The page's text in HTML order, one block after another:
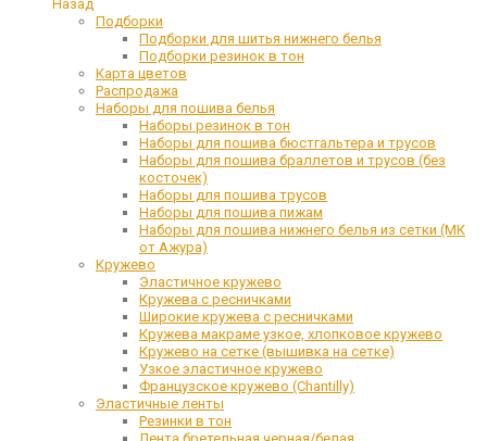
Назад
Подборки
Подборки для шитья нижнего белья
Подборки резинок в тон
Карта цветов
Распродажа
Наборы для пошива белья
Наборы резинок в тон
Наборы для пошива бюстгальтера и трусов
Наборы для пошива браллетов и трусов (без
косточек)
Наборы для пошива трусов
Наборы для пошива пижам
Наборы для пошива нижнего белья из сетки (МК
от Ажура)
Кружево
Эластичное кружево
Кружева с ресничками
Широкие кружева с ресничками
Кружева макраме узкое, хлопковое кружево
Кружево на сетке (вышивка на сетке)
Узкое эластичное кружево
Французское кружево (Chantilly)
Эластичные ленты
Резинки в тон